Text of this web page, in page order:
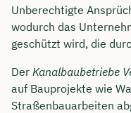
Unberechtigte
wodurch das
geschützt wird, die
Der Kanalbaubetriebe
auf Bauprojekte wie
Straßenbauarbeiten